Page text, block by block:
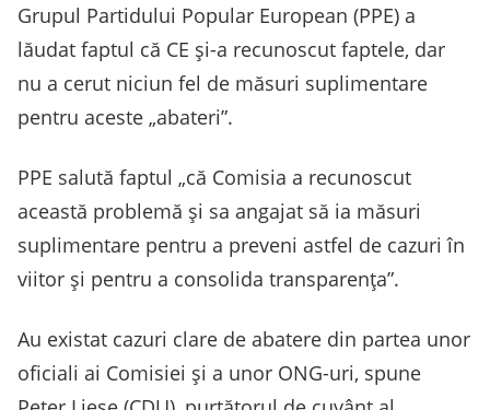
Grupul Partidului Popular European (PPE) a
lăudat faptul că CE și-a recunoscut faptele, dar
nu a cerut niciun fel de măsuri suplimentare
pentru aceste „abateri”.
PPE salută faptul „că Comisia a recunoscut
această problemă și sa angajat să ia măsuri
suplimentare pentru a preveni astfel de cazuri în
viitor și pentru a consolida transparența”.
Au existat cazuri clare de abatere din partea unor
oficiali ai Comisiei și a unor ONG-uri, spune